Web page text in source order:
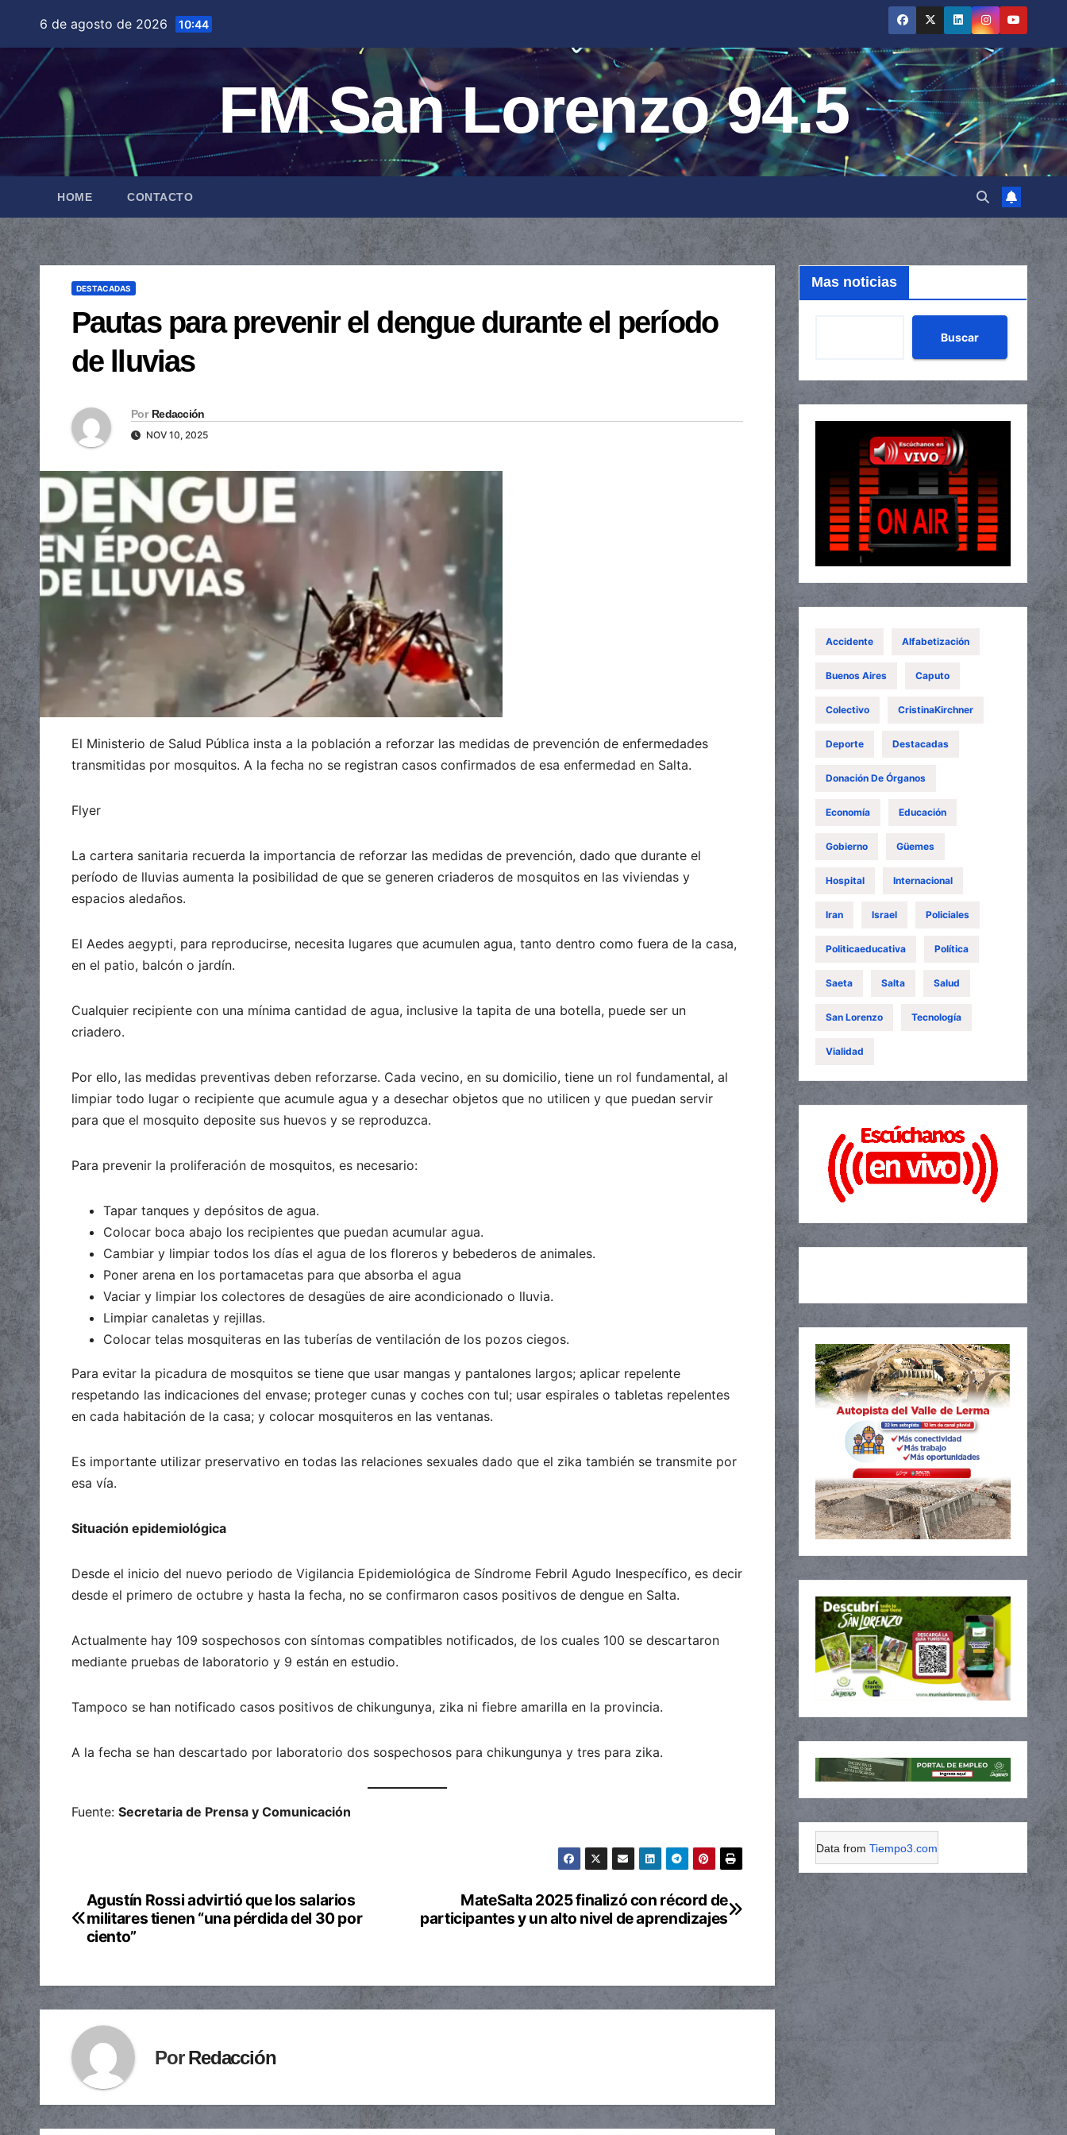
contenido
6 de agosto de 2026 10:44
FM San Lorenzo 94.5
HOME CONTACTO
DESTACADAS
Pautas para prevenir el dengue durante el período
de lluvias
Por Redacción
NOV 10, 2025
El Ministerio de Salud Pública insta a la población a reforzar las medidas de prevención de enfermedades
transmitidas por mosquitos. A la fecha no se registran casos confirmados de esa enfermedad en Salta.
Flyer
La cartera sanitaria recuerda la importancia de reforzar las medidas de prevención, dado que durante el
período de lluvias aumenta la posibilidad de que se generen criaderos de mosquitos en las viviendas y
espacios aledaños.
El Aedes aegypti, para reproducirse, necesita lugares que acumulen agua, tanto dentro como fuera de la casa,
en el patio, balcón o jardín.
Cualquier recipiente con una mínima cantidad de agua, inclusive la tapita de una botella, puede ser un
criadero.
Por ello, las medidas preventivas deben reforzarse. Cada vecino, en su domicilio, tiene un rol fundamental, al
limpiar todo lugar o recipiente que acumule agua y a desechar objetos que no utilicen y que puedan servir
para que el mosquito deposite sus huevos y se reproduzca.
Para prevenir la proliferación de mosquitos, es necesario:
Tapar tanques y depósitos de agua.
Colocar boca abajo los recipientes que puedan acumular agua.
Cambiar y limpiar todos los días el agua de los floreros y bebederos de animales.
Poner arena en los portamacetas para que absorba el agua
Vaciar y limpiar los colectores de desagües de aire acondicionado o lluvia.
Limpiar canaletas y rejillas.
Colocar telas mosquiteras en las tuberías de ventilación de los pozos ciegos.
Para evitar la picadura de mosquitos se tiene que usar mangas y pantalones largos; aplicar repelente
respetando las indicaciones del envase; proteger cunas y coches con tul; usar espirales o tabletas repelentes
en cada habitación de la casa; y colocar mosquiteros en las ventanas.
Es importante utilizar preservativo en todas las relaciones sexuales dado que el zika también se transmite por
esa vía.
Situación epidemiológica
Desde el inicio del nuevo periodo de Vigilancia Epidemiológica de Síndrome Febril Agudo Inespecífico, es decir
desde el primero de octubre y hasta la fecha, no se confirmaron casos positivos de dengue en Salta.
Actualmente hay 109 sospechosos con síntomas compatibles notificados, de los cuales 100 se descartaron
mediante pruebas de laboratorio y 9 están en estudio.
Tampoco se han notificado casos positivos de chikungunya, zika ni fiebre amarilla en la provincia.
A la fecha se han descartado por laboratorio dos sospechosos para chikungunya y tres para zika.
Fuente: Secretaria de Prensa y Comunicación
Navegación
de
MateSalta 2025 finalizó con récord de
participantes y un alto nivel de aprendizajes
Agustín Rossi advirtió que los salarios
militares tienen “una pérdida del 30 por
ciento”
PorRedacción
Mas noticias
Buscar
Accidente Alfabetización
Buenos Aires Caputo
Colectivo CristinaKirchner
Deporte Destacadas
Donación De Órganos
Economía Educación
Gobierno Güemes
Hospital Internacional
Iran Israel Policiales
Politicaeducativa Política
Saeta Salta Salud
San Lorenzo Tecnología
Vialidad
Data from Tiempo3.com